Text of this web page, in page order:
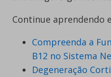
Continue aprendendo
Compreenda a
B12 no Sistema
Degeneração